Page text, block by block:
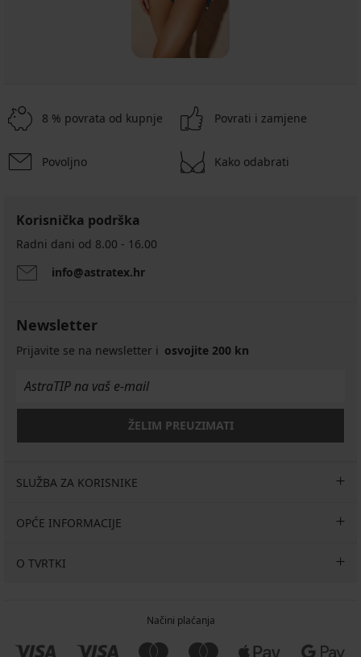
8 % povrata od kupnje Povrati i zamjene
Povoljno Kako odabrati
Korisnička podrška
Radni dani od 8.00 - 16.00
info@astratex.hr
Newsletter
Prijavite se na newsletter i osvojite 200 kn
ŽELIM PREUZIMATI
SLUŽBA ZA KORISNIKE
OPĆE INFORMACIJE
O TVRTKI
Načini plaćanja